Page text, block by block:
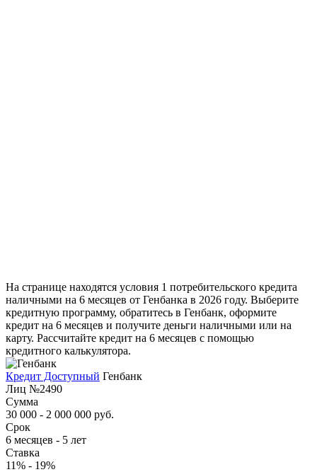
На странице находятся условия 1 потребительского кредита
наличными на 6 месяцев от Генбанка в 2026 году. Выберите
кредитную программу, обратитесь в Генбанк, оформите
кредит на 6 месяцев и получите деньги наличными или на
карту. Рассчитайте кредит на 6 месяцев с помощью
кредитного калькулятора.
Кредит Доступный Генбанк
Лиц №2490
Сумма
30 000 - 2 000 000 руб.
Срок
6 месяцев - 5 лет
Ставка
11% - 19%